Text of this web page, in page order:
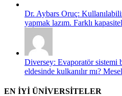
Dr. Aybars Oruç:
yapmak lazım. Farklı
Diversey: Evaporatör sistemi
eldesinde kulkanılır mı?
EN İYİ ÜNİVERSİTELER